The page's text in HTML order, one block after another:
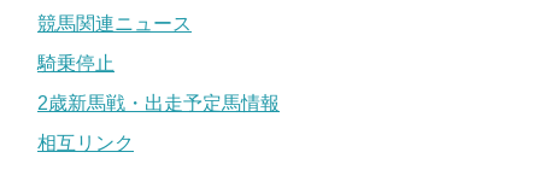
競馬関連ニュース
騎乗停止
2歳新馬戦・出走予定馬情報
相互リンク